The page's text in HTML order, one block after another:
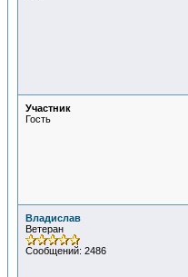
Участник
Гость
Владислав
Ветеран
Сообщений: 2486